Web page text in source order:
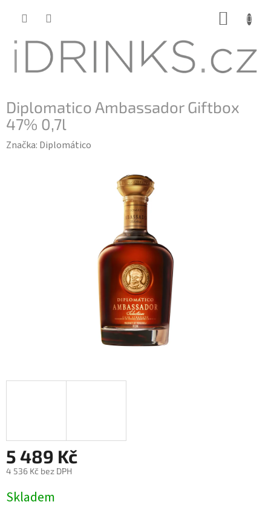
Diplomatico Ambassador Giftbox
47% 0,7l
Značka: Diplomático
5 489 Kč
4 536 Kč bez DPH
cena:
Skladem